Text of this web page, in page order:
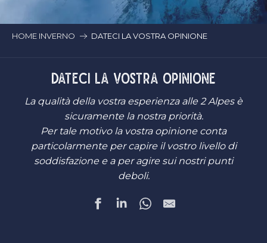
HOME INVERNO DATECI LA VOSTRA OPINIONE
DATECI LA VOSTRA OPINIONE
La qualità della vostra esperienza alle 2 Alpes è
sicuramente la nostra priorità.
Per tale motivo la vostra opinione conta
particolarmente per capire il vostro livello di
soddisfazione e a per agire sui nostri punti
deboli.